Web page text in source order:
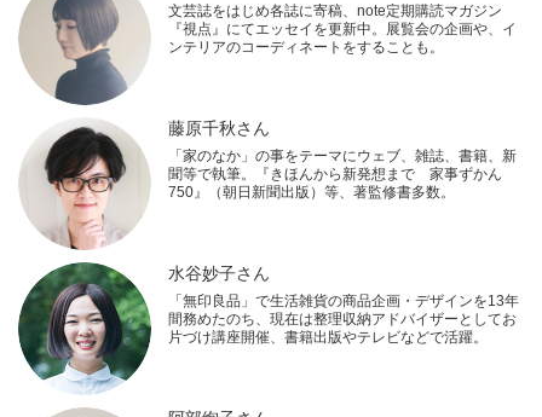
文芸誌をはじめ各誌に寄稿、note定期購読マガジン
『視点』にてエッセイを更新中。展覧会の企画や、イ
ンテリアのコーディネートをすることも。
藤原千秋さん
「家のなか」の事をテーマにウェブ、雑誌、書籍、新
聞等で執筆。『きほんから新発想まで 家事ずかん
750』（朝日新聞出版）等、著監修書多数。
水谷妙子さん
「無印良品」で生活雑貨の商品企画・デザインを13年
間務めたのち、現在は整理収納アドバイザーとしてお
片づけ講座開催、書籍出版やテレビなどで活躍。